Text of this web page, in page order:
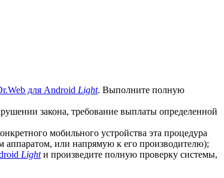
для Android Light. Выполните полную
закона, требование выплаты определенной
мобильного устройства эта процедура
аппаратом, или напрямую к его производителю);
Lightи произведите полную проверку системы,